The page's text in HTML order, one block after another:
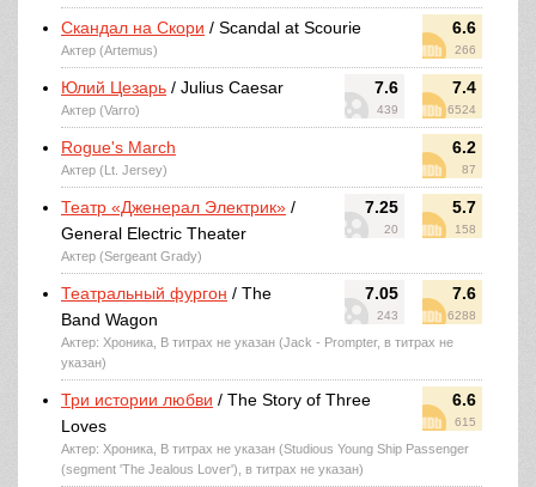
6.6
266
Скандал на Скори / Scandal at Scourie
Актер (Artemus)
7.6
439
7.4
6524
Юлий Цезарь / Julius Caesar
Актер (Varro)
6.2
87
Rogue's March
Актер (Lt. Jersey)
7.25
20
5.7
158
Театр «Дженерал Электрик» /
General Electric Theater
Актер (Sergeant Grady)
7.05
243
7.6
6288
Театральный фургон / The
Band Wagon
Актер: Хроника, В титрах не указан (Jack - Prompter, в титрах не
указан)
6.6
615
Три истории любви / The Story of Three
Loves
Актер: Хроника, В титрах не указан (Studious Young Ship Passenger
(segment 'The Jealous Lover'), в титрах не указан)